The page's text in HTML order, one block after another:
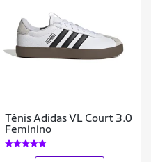
Tênis Adidas VL Court 3.0
Feminino